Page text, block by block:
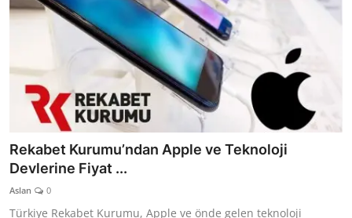
Rekabet Kurumu’ndan Apple ve Teknoloji
Devlerine Fiyat ...
Aslan 0
Türkiye Rekabet Kurumu, Apple ve önde gelen teknoloji